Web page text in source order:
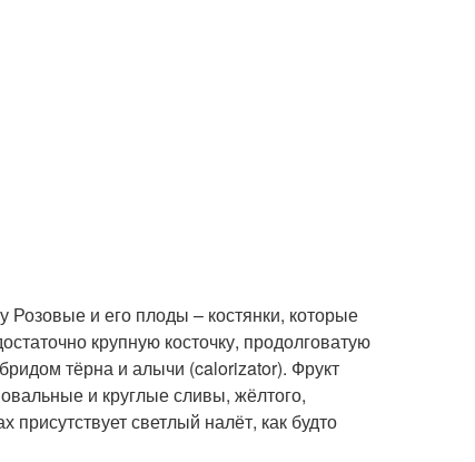
и его плоды – костянки, которые
крупную косточку, продолговатую
тёрна и алычи (calorizator). Фрукт
и круглые сливы, жёлтого,
присутствует светлый налёт, как будто